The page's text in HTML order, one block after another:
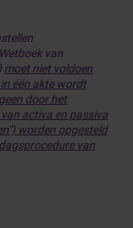
van
moet niet voldoen
één akte wordt
door het
activa en passiva
worden opgesteld
van